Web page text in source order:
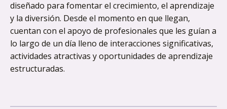
diseñado para fomentar el crecimiento, el aprendizaje
y la diversión. Desde el momento en que llegan,
cuentan con el apoyo de profesionales que les guían a
lo largo de un día lleno de interacciones significativas,
actividades atractivas y oportunidades de aprendizaje
estructuradas.